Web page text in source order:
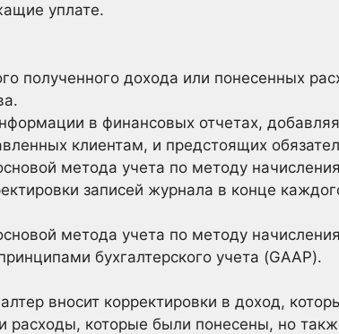
уплате.
полученного дохода или понесенных
в финансовых отчетах,
клиентам, и предстоящих
метода учета по методу
записей журнала в конце
метода учета по методу
бухгалтерского учета (GAAP).
вносит корректировки в доход,
расходы, которые были понесены, но